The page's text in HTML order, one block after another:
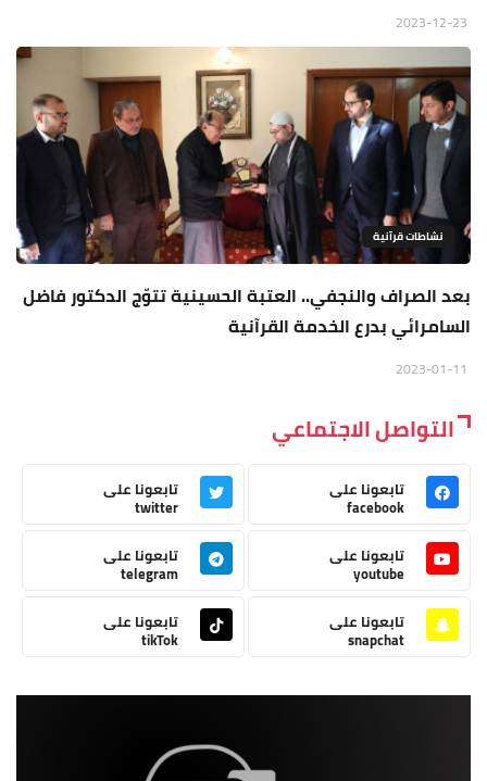
نشاطات قرآنية
بعد الصراف والنجفي.. العتبة الحسينية تتوّج الدكتور فاضل
السامرائي بدرع الخدمة القرآنية
التواصل الاجتماعي
تابعونا على
facebook
تابعونا على
twitter
تابعونا على
youtube
تابعونا على
telegram
تابعونا على
snapchat
تابعونا على
tikTok